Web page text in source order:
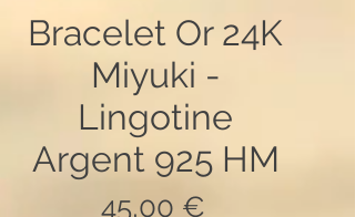
Bracelet Or 24K
Miyuki -
Lingotine
Argent 925 HM
45,00 €